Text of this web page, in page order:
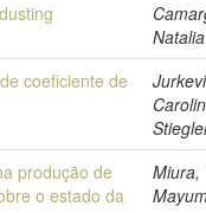
coeficiente de
produção de
o estado da
Miura,